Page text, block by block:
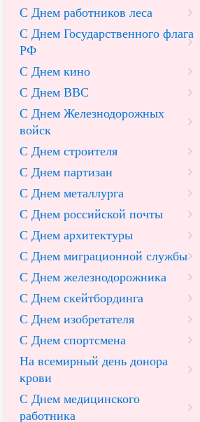
С Днем работников леса
С Днем Государственного флага
РФ
С Днем кино
С Днем ВВС
С Днем Железнодорожных
войск
С Днем строителя
С Днем партизан
С Днем металлурга
С Днем российской почты
С Днем архитектуры
С Днем миграционной службы
С Днем железнодорожника
С Днем скейтбординга
С Днем изобретателя
С Днем спортсмена
На всемирный день донора
крови
С Днем медицинского
работника